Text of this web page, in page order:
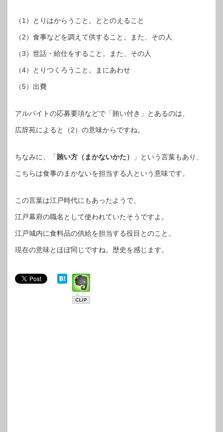
（1）とりはからうこと。ととのえること
（2）食事などを調えて供すること。また、その人
（3）世話・給仕をすること。また、その人
（4）とりつくろうこと。まにあわせ
（5）出費
アルバイトの応募要項などで「賄い付き」とあるのは、
広辞苑によると（2）の意味からですね。
ちなみに、「 賄い方（まかないかた） 」という言葉もあり、
こちらは食事のまかないを担当する人という意味です。
この言葉は江戸時代にもあったようで、
江戸幕府の職名として使われていたそうですよ。
江戸城内に食料品の供給を担当する役目とのこと。
現在の意味とほぼ同じですね。歴史を感じます。